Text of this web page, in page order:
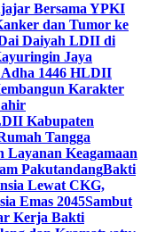
Bersama YPKI
dan Tumor ke
Daiyah LDII di
Jaya
1446 HLDII
Karakter
Kabupaten
Tangga
Layanan Keagamaan
PakutandangBakti
Lewat CKG,
Emas 2045Sambut
Kerja Bakti